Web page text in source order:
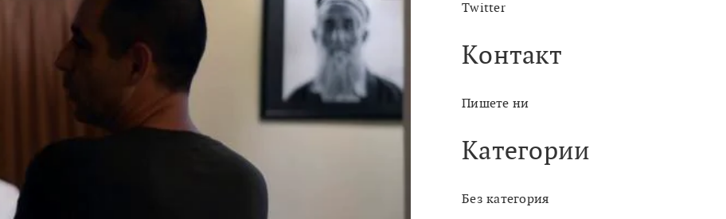
Twitter
Контакт
Пишете ни
Категории
Без категория